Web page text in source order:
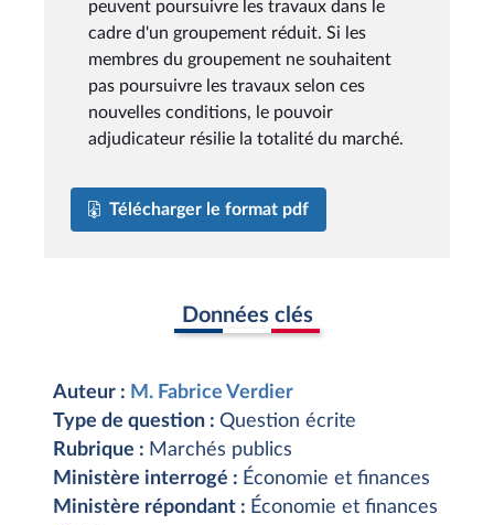
peuvent poursuivre les travaux dans le
cadre d'un groupement réduit. Si les
membres du groupement ne souhaitent
pas poursuivre les travaux selon ces
nouvelles conditions, le pouvoir
adjudicateur résilie la totalité du marché.
Télécharger le format pdf
Données clés
Auteur : M. Fabrice Verdier
Type de question : Question écrite
Rubrique : Marchés publics
Ministère interrogé : Économie et finances
Ministère répondant : Économie et finances